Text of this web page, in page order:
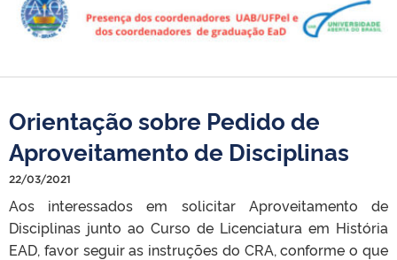
Orientação sobre Pedido de
Aproveitamento de Disciplinas
22/03/2021
Aos interessados em solicitar Aproveitamento de
Disciplinas junto ao Curso de Licenciatura em História
EAD, favor seguir as instruções do CRA, conforme o que